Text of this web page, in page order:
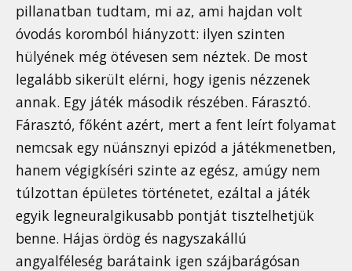
pillanatban tudtam, mi az, ami hajdan volt
óvodás koromból hiányzott: ilyen szinten
hülyének még ötévesen sem néztek. De most
legalább sikerült elérni, hogy igenis nézzenek
annak. Egy játék második részében. Fárasztó.
Fárasztó, főként azért, mert a fent leírt folyamat
nemcsak egy nüánsznyi epizód a játékmenetben,
hanem végigkíséri szinte az egész, amúgy nem
túlzottan épületes történetet, ezáltal a játék
egyik legneuralgikusabb pontját tisztelhetjük
benne. Hájas ördög és nagyszakállú
angyalféleség barátaink igen szájbarágósan